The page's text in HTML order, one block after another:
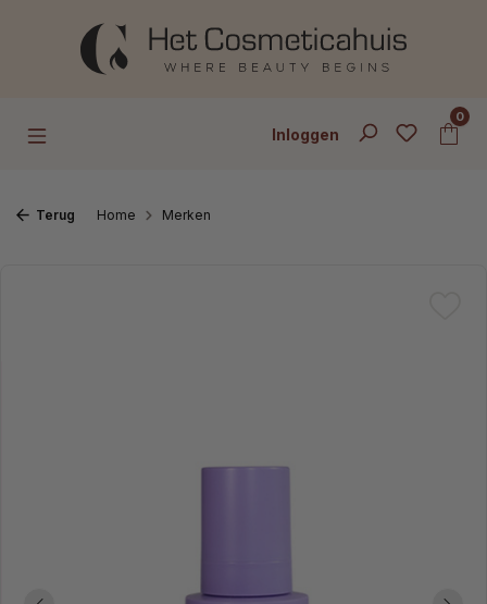
Ga naar de hoofdinhoud
Inloggen
0
Terug Home Merken